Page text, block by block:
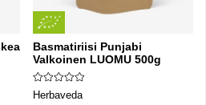
Basmatiriisi Punjabi
Valkoinen LUOMU 500g
Herbaveda